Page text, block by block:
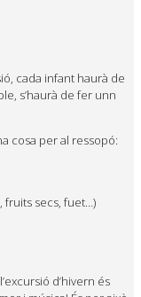
cada infant haurà de
s’haurà de fer unn
cosa per al ressopó​​:
fruits secs, fuet…)
d’hivern és